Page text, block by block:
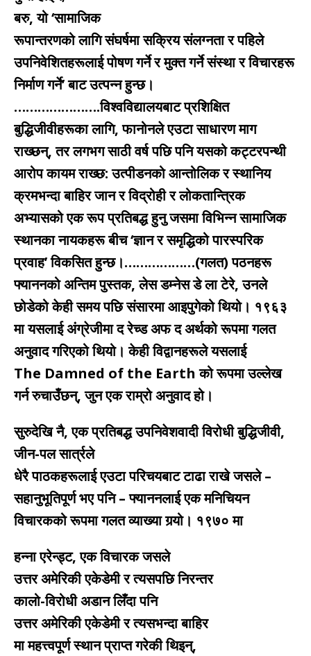
बरु, यो ‘सामाजिक
रूपान्तरणको लागि संघर्षमा सक्रिय संलग्नता र पहिले
उपनिवेशितहरूलाई पोषण गर्ने र मुक्त गर्ने संस्था र विचारहरू
निर्माण गर्ने’ बाट उत्पन्न हुन्छ।
………………….विश्वविद्यालयबाट प्रशिक्षित
बुद्धिजीवीहरूका लागि, फानोनले एउटा साधारण माग
राख्छन्, तर लगभग साठी वर्ष पछि पनि यसको कट्टरपन्थी
आरोप कायम राख्छ: उत्पीडनको आन्तोलिक र स्थानिय
क्रमभन्दा बाहिर जान र विद्रोही र लोकतान्त्रिक
अभ्यासको एक रूप प्रतिबद्ध हुनु जसमा विभिन्न सामाजिक
स्थानका नायकहरू बीच ‘ज्ञान र समृद्धिको पारस्परिक
प्रवाह’ विकसित हुन्छ।………………(गलत) पठनहरू
फ्याननको अन्तिम पुस्तक, लेस डम्नेस डे ला टेरे, उनले
छोडेको केही समय पछि संसारमा आइपुगेको थियो। १९६३
मा यसलाई अंग्रेजीमा द रेच्ड अफ द अर्थको रूपमा गलत
अनुवाद गरिएको थियो। केही विद्वानहरूले यसलाई
The Damned of the Earth को रूपमा उल्लेख
गर्न रुचाउँछन्, जुन एक राम्रो अनुवाद हो।
सुरुदेखि नै, एक प्रतिबद्ध उपनिवेशवादी विरोधी बुद्धिजीवी,
जीन-पल सार्त्रले
धेरै पाठकहरूलाई एउटा परिचयबाट टाढा राखे जसले –
सहानुभूतिपूर्ण भए पनि – फ्याननलाई एक मनिचियन
विचारकको रूपमा गलत व्याख्या गर्‍यो। १९७० मा
हन्ना एरेन्ड्ट, एक विचारक जसले
उत्तर अमेरिकी एकेडेमी र त्यसपछि निरन्तर
कालो-विरोधी अडान लिँदा पनि
उत्तर अमेरिकी एकेडेमी र त्यसभन्दा बाहिर
मा महत्त्वपूर्ण स्थान प्राप्त गरेकी थिइन्,